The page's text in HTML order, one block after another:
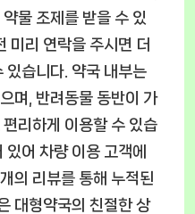
물 조제를 받을 수 있
미리 연락을 주시면 더
있습니다. 약국 내부는
며, 반려동물 동반이 가
리하게 이용할 수 있습
어 차량 이용 고객에
의 리뷰를 통해 누적된
대형약국의 친절한 상